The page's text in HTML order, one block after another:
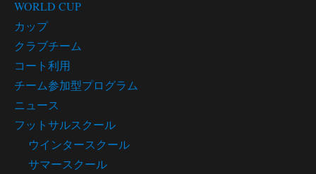
WORLD CUP
カップ
クラブチーム
コート利用
チーム参加型プログラム
ニュース
フットサルスクール
ウインタースクール
サマースクール